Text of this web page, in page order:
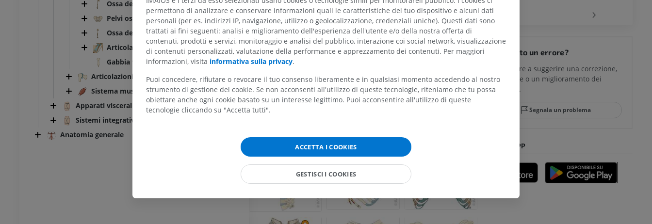
Ossa dell'arto superiore
Pelvi ossea
Ossa dell'arto inferiore
Articolazioni del cranio
Gabbia toracica
Articolazioni
Sistema muscolare
Apparati viscerali
Sistemi integrativi
Anatomia generale
TC di caviglia e piede
TC
PREMIUM
PREMIUM
Radiografia dell’arto
superiore
Radiografie
PREMIUM
Arto superiore
Illustrazioni
PREMIUM
superiore
GRATUITO
Visible Human Project
PREMIUM
Artrografia TC del ginocchio
Artrografia
RMN della caviglia e del
retropiede
RM
RMN dell’avampiede
PREMIUM
CTA dell’arto inferiore
PREMIUM
›
Hai notato un errore?
Non esitare a suggerire una correzione,
traduzione o un miglioramento dei
contenuti.
Segnala un problema
SCARICA L'APP
permettono di analizzare e conservare informazioni quali le caratteristiche del tuo dispositivo e alcuni dati
personali (per es. indirizzi IP, navigazione, utilizzo o geolocalizzazione, credenziali uniche). Questi dati sono
trattati ai fini seguenti: analisi e miglioramento dell'esperienza dell'utente e/o della nostra offerta di
contenuti, prodotti e servizi, monitoraggio e analisi del pubblico, interazione coi social network, visualizzazione
di contenuti personalizzati, valutazione della performance e apprezzamento dei contenuti. Per maggiori
informazioni, visita informativa sulla privacy.
Puoi concedere, rifiutare o revocare il tuo consenso liberamente e in qualsiasi momento accedendo al nostro
strumento di gestione dei cookie. Se non acconsenti all'utilizzo di queste tecnologie, riteniamo che tu possa
obiettare anche ogni cookie basato su un interesse legittimo. Puoi acconsentire all'utilizzo di queste
tecnologie cliccando su "Accetta tutti".
ACCETTA I COOKIES
GESTISCI I COOKIES